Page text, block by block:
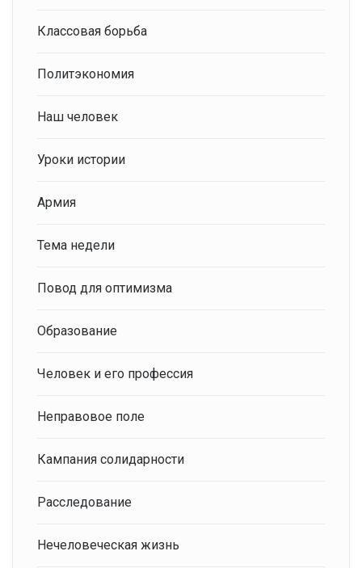
Классовая борьба
Политэкономия
Наш человек
Уроки истории
Армия
Тема недели
Повод для оптимизма
Образование
Человек и его профессия
Неправовое поле
Кампания солидарности
Расследование
Нечеловеческая жизнь